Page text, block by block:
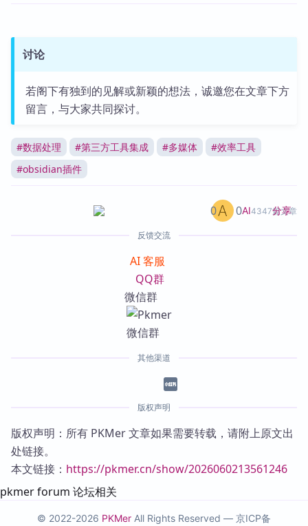
讨论
若阁下有独到的见解或新颖的想法，诚邀您在文章下方
留言，与大家共同探讨。
#数据处理 #第三方工具集成 #多媒体 #效率工具
#obsidian插件
AI4347篇文章
0 0 分享
反馈交流
AI 客服
QQ群
微信群
其他渠道
版权声明
版权声明：所有 PKMer 文章如果需要转载，请附上原文出
处链接。
本文链接： https://pkmer.cn/show/2026060213561246
pkmer forum 论坛相关
© 2022-2026 PKMer All Rights Reserved — 京ICP备